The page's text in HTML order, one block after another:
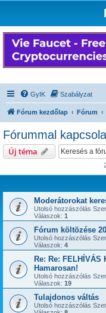
GyIK Szabályzat
Fórum kezdőlap Fórum
Fórummal
Új téma
Moderátorokat
Utolsó hozzászólás
Válaszok: 1
Fórum költözése
Utolsó hozzászólás
Válaszok: 4
Re: Re: FELHÍVÁS
Hamarosan!
Utolsó hozzászólás
Válaszok: 19
Tulajdonos váltás
Utolsó hozzászólás